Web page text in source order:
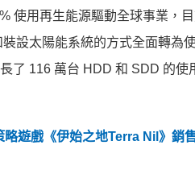
使用再生能源驅動全球事業，
設太陽能系統的方式全面轉為
了 116 萬台 HDD 和 SDD 的
遊戲《伊始之地Terra Nil》銷